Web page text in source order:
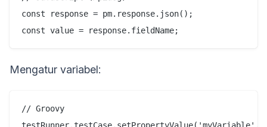
const response = pm.response.json();
Mengatur variabel:
// Groovy